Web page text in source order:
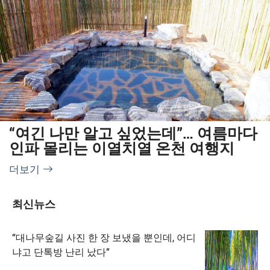
“여긴 나만 알고 싶었는데”… 여름마다
인파 몰리는 이열치열 온천 여행지
더보기
최신뉴스
“대나무숲길 사진 한 장 보냈을 뿐인데, 어디
냐고 단톡방 난리 났다”